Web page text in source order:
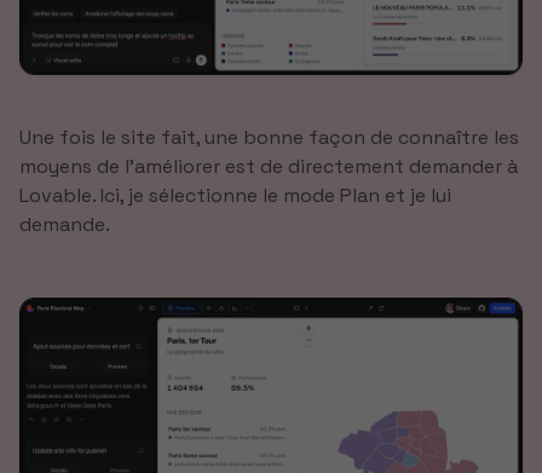
Une fois le site fait, une bonne façon de connaître les
moyens de l’améliorer est de directement demander à
Lovable. Ici, je sélectionne le mode Plan et je lui
demande.